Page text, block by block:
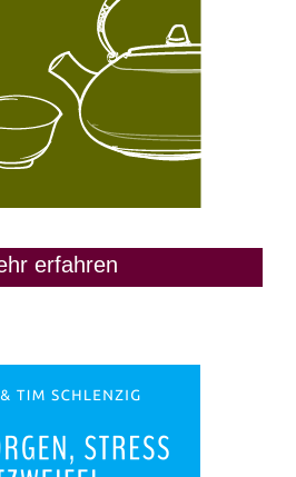
erfahren